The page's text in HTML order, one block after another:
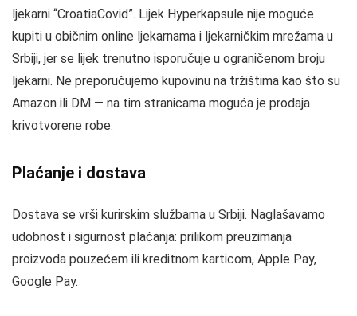
ljekarni “CroatiaCovid”. Lijek Hyperkapsule nije moguće
kupiti u običnim online ljekarnama i ljekarničkim mrežama u
Srbiji, jer se lijek trenutno isporučuje u ograničenom broju
ljekarni. Ne preporučujemo kupovinu na tržištima kao što su
Amazon ili DM — na tim stranicama moguća je prodaja
krivotvorene robe.
Plaćanje i dostava
Dostava se vrši kurirskim službama u Srbiji. Naglašavamo
udobnost i sigurnost plaćanja: prilikom preuzimanja
proizvoda pouzećem ili kreditnom karticom, Apple Pay,
Google Pay.